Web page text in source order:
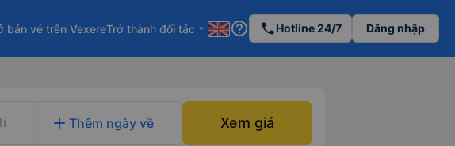
bán vé trên VexereTrở thành đối tác arrow_drop_down help_outline phoneHotline 24/7 Đăng nhập
add Thêm ngày về Xem giá